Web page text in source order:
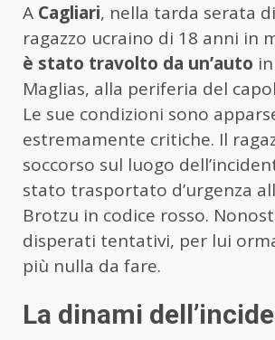
A Cagliari, nella tarda serata
ragazzo ucraino di 18 anni in
è stato travolto da un’auto
Maglias, alla periferia del
Le sue condizioni sono
estremamente critiche. Il
soccorso sul luogo
stato trasportato d’urgenza
Brotzu in codice rosso.
disperati tentativi, per lui
più nulla da fare.
La dinami